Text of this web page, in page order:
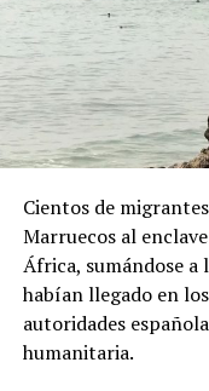
responde a
contra la República
afirmaron que
no es bienvenido en
La normativa deberá
Cientos de
Marruecos al
África, sumándose a
habían llegado en
autoridades
humanitaria.